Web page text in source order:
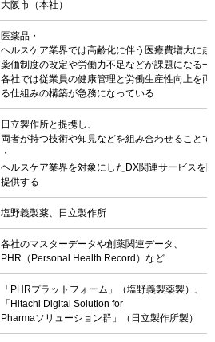
大阪市（本社）
医薬品・
ヘルスケア業界では高齢化に伴う医療費増大に起
薬価制度の改定や労働力不足などが課題になる一
各社では従業員の健康管理と労働生産性向上を両
る仕組みの構築が急務になっている
日立製作所と提携し、
両者が持つ技術や知見などを組み合わせることで
・
ヘルスケア業界を対象にしたDX関連サービスを
提供する
塩野義製薬、日立製作所
各社のマスターデータや創薬関連データ、
PHR（Personal Health Record）など
「PHRプラットフォーム」（塩野義製薬製）、
「Hitachi Digital Solution for
Pharmaソリューション群」（日立製作所製）